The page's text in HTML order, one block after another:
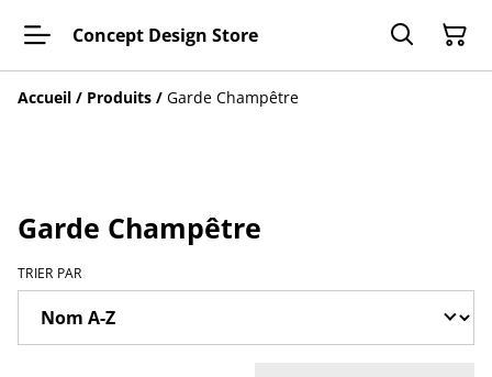
Concept Design Store
Accueil / Produits / Garde Champêtre
Garde Champêtre
TRIER PAR